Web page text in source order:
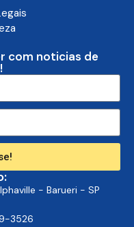
com noticias de
- Barueri - SP
3526